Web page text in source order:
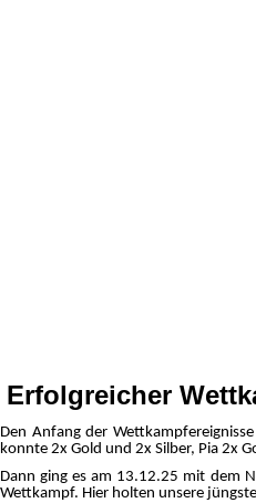
Erfolgreicher
Den Anfang der
konnte 2x Gold und 2x Silber,
Dann ging es am 13.12.25 mit dem
Wettkampf. Hier holten unsere